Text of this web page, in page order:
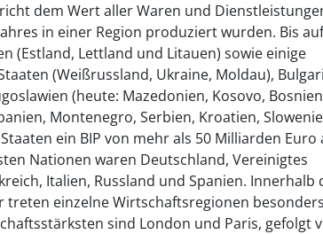
dem Wert aller Waren und
in einer Region produziert wurden. Bis
(Estland, Lettland und Litauen) sowie einige
(Weißrussland, Ukraine, Moldau),
(heute: Mazedonien, Kosovo,
Montenegro, Serbien, Kroatien,
ein BIP von mehr als 50 Milliarden Euro
Nationen waren Deutschland, Vereinigtes
Italien, Russland und Spanien. Innerhalb
treten einzelne Wirtschaftsregionen besonders
sind London und Paris, gefolgt